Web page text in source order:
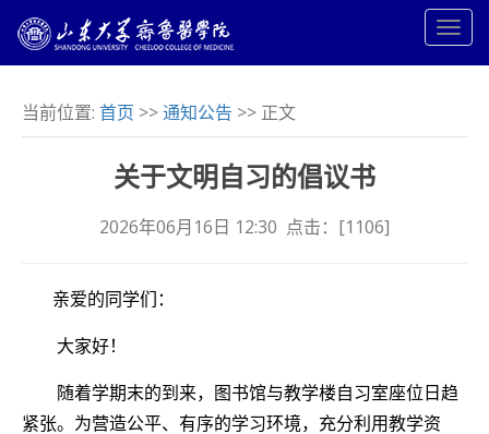
当前位置: 首页 >>通知公告 >> 正文
关于文明自习的倡议书
2026年06月16日 12:30 点击：[1106]
亲爱的同学们：
大家好！
随着学期末的到来，图书馆与教学楼自习室座位日趋
紧张。为营造公平、有序的学习环境，充分利用教学资